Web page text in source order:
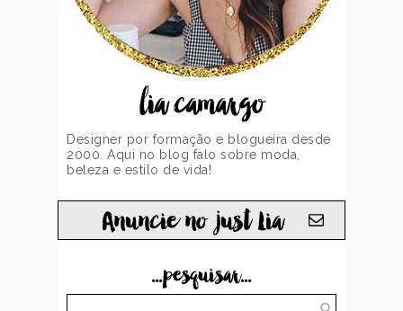
lia camargo
Designer por formação e blogueira desde
2000. Aqui no blog falo sobre moda,
beleza e estilo de vida!
Anuncie no just Lia
...pesquisar...